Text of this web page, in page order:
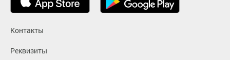
Контакты
Реквизиты